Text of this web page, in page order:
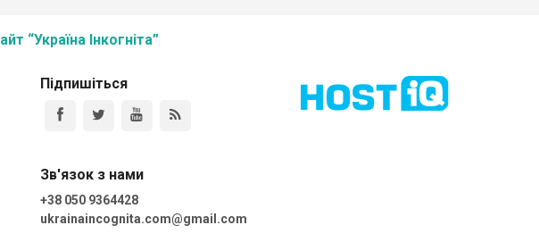
“Україна Інкогніта”
Підпишіться
Зв'язок з нами
+38 050 9364428
ukrainaincognita.com@gmail.com